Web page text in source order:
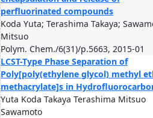
perfluorinated compounds
Koda Yuta; Terashima Takaya;
Mitsuo
Polym. Chem./6(31)/p.5663, 2015-01
LCST-Type Phase Separation of
Poly[poly(ethylene glycol) methyl
methacrylate]s in
Yuta Koda Takaya Terashima Mitsuo
Sawamoto